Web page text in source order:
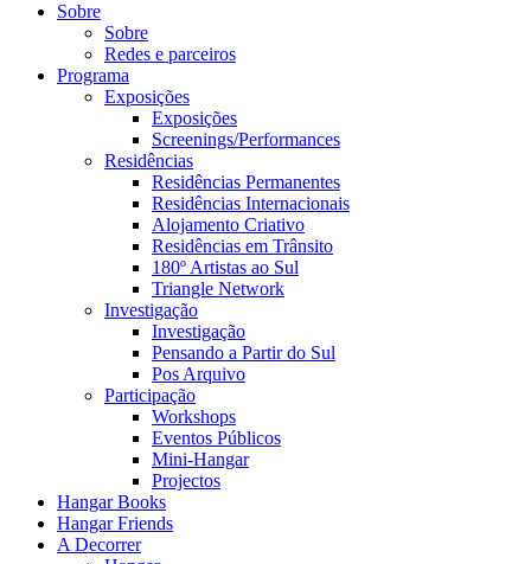
Sobre
Sobre
Redes e parceiros
Programa
Exposições
Exposições
Screenings/Performances
Residências
Residências Permanentes
Residências Internacionais
Alojamento Criativo
Residências em Trânsito
180º Artistas ao Sul
Triangle Network
Investigação
Investigação
Pensando a Partir do Sul
Pos Arquivo
Participação
Workshops
Eventos Públicos
Mini-Hangar
Projectos
Hangar Books
Hangar Friends
A Decorrer